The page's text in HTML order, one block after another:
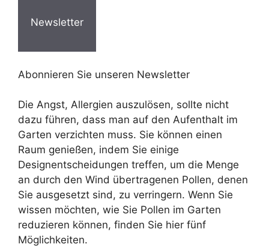
Newsletter
Abonnieren Sie unseren Newsletter
Die Angst, Allergien auszulösen, sollte nicht
dazu führen, dass man auf den Aufenthalt im
Garten verzichten muss. Sie können einen
Raum genießen, indem Sie einige
Designentscheidungen treffen, um die Menge
an durch den Wind übertragenen Pollen, denen
Sie ausgesetzt sind, zu verringern. Wenn Sie
wissen möchten, wie Sie Pollen im Garten
reduzieren können, finden Sie hier fünf
Möglichkeiten.